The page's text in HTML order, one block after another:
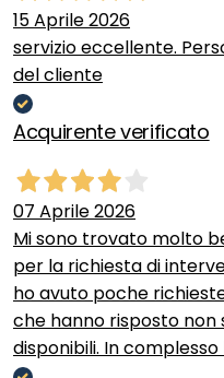
15 Aprile 2026
servizio eccellente.
del cliente
Acquirente verificato
07 Aprile 2026
Mi sono trovato molto
per la richiesta di
ho avuto poche
che hanno risposto
disponibili. In